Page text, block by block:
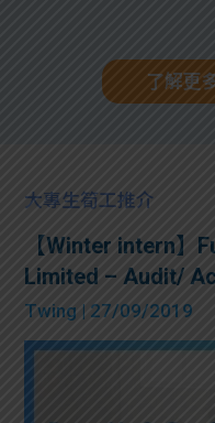
了解更
大專生筍工推介
【Winter intern】
Limited – Audit/
Twing | 27/09/2019